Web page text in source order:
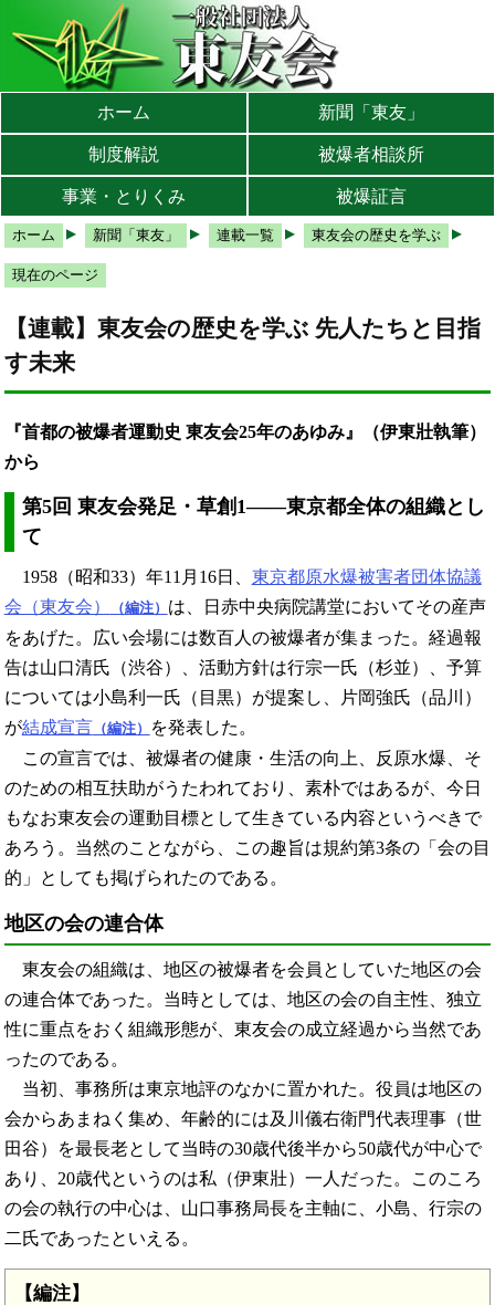
メインメニューへ
サブメニューへ
現在地ナビ（パンくずリスト）へ
ホーム 新聞「東友」
制度解説 被爆者相談所
事業・とりくみ 被爆証言
ホーム 新聞「東友」 連載一覧 東友会の歴史を学ぶ
現在のページ
【連載】東友会の歴史を学ぶ 先人たちと目指
す未来
『首都の被爆者運動史 東友会25年のあゆみ』（伊東壯執筆）
から
第5回 東友会発足・草創1――東京都全体の組織とし
て
1958（昭和33）年11月16日、 東京都原水爆被害者団体協議
会（東友会）
（編注） は、日赤中央病院講堂においてその産声
をあげた。広い会場には数百人の被爆者が集まった。経過報
告は山口清氏（渋谷）、活動方針は行宗一氏（杉並）、予算
については小島利一氏（目黒）が提案し、片岡強氏（品川）
が結成宣言 （編注）
を発表した。
この宣言では、被爆者の健康・生活の向上、反原水爆、そ
のための相互扶助がうたわれており、素朴ではあるが、今日
もなお東友会の運動目標として生きている内容というべきで
あろう。当然のことながら、この趣旨は規約第3条の「会の目
的」としても掲げられたのである。
地区の会の連合体
東友会の組織は、地区の被爆者を会員としていた地区の会
の連合体であった。当時としては、地区の会の自主性、独立
性に重点をおく組織形態が、東友会の成立経過から当然であ
ったのである。
当初、事務所は東京地評のなかに置かれた。役員は地区の
会からあまねく集め、年齢的には及川儀右衛門代表理事（世
田谷）を最長老として当時の30歳代後半から50歳代が中心で
あり、20歳代というのは私（伊東壯）一人だった。このころ
の会の執行の中心は、山口事務局長を主軸に、小島、行宗の
二氏であったといえる。
【編注】